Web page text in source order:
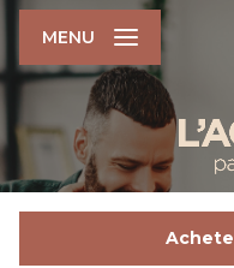
MENU